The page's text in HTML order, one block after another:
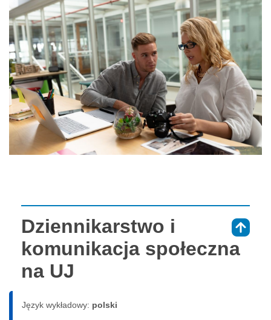
Dziennikarstwo i
komunikacja społeczna
na UJ
Język wykładowy: polski